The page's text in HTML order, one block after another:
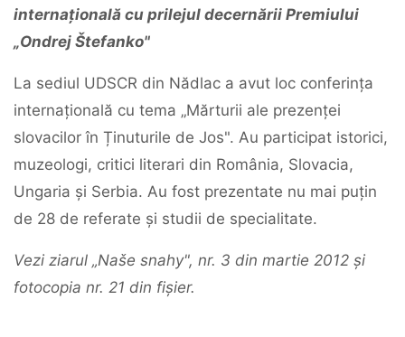
internațională cu prilejul decernării Premiului
„Ondrej Štefanko"
La sediul UDSCR din Nădlac a avut loc conferința
internațională cu tema „Mărturii ale prezenței
slovacilor în Ținuturile de Jos". Au participat istorici,
muzeologi, critici literari din România, Slovacia,
Ungaria și Serbia. Au fost prezentate nu mai puțin
de 28 de referate și studii de specialitate.
Vezi ziarul „Naše snahy", nr. 3 din martie 2012 și
fotocopia nr. 21 din fișier.